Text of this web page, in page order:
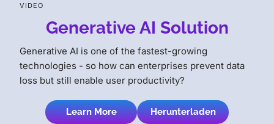
VIDEO
Generative AI Solution
Generative AI is one of the fastest-growing
technologies - so how can enterprises prevent data
loss but still enable user productivity?
Learn More Herunterladen